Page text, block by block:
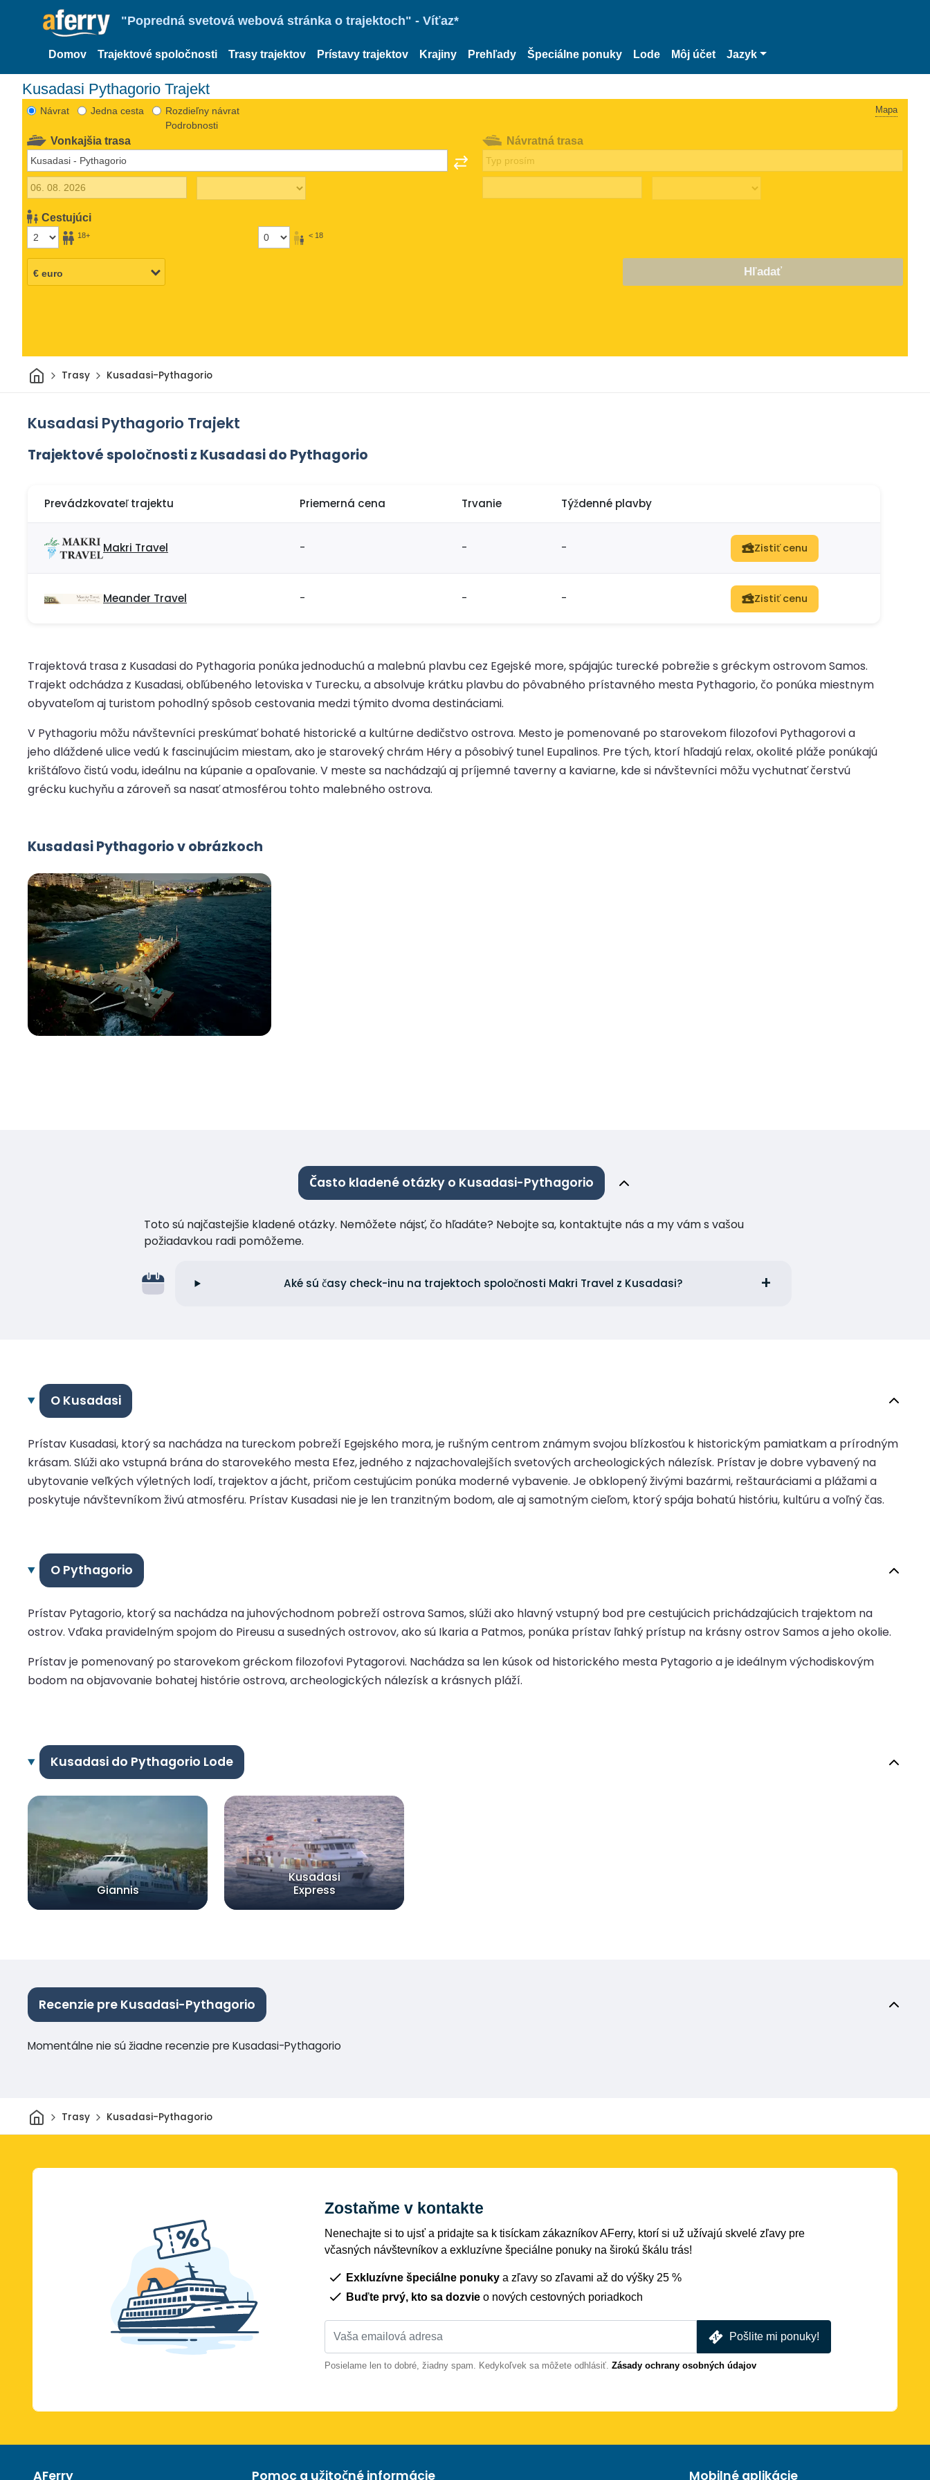
"Popredná svetová webová stránka o trajektoch" - Víťaz*
Domov Trajektové spoločnosti Trasy trajektov Prístavy trajektov Krajiny Prehľady Špeciálne ponuky Lode Môj účet Jazyk
Kusadasi Pythagorio Trajekt
Návrat Jedna cesta
Rozdieľny návrat
Podrobnosti
Mapa
Vonkajšia trasa
Cestujúci
18+ < 18
Návratná trasa
Hľadať
Domov
Trasy Kusadasi-Pythagorio
Kusadasi Pythagorio Trajekt
Trajektové spoločnosti z Kusadasi do Pythagorio
Prevádzkovateľ trajektu Priemerná cena Trvanie Týždenné plavby
Makri Travel - - - Zistiť cenu
Meander Travel - - - Zistiť cenu
Trajektová trasa z Kusadasi do Pythagoria ponúka jednoduchú a malebnú plavbu cez Egejské more, spájajúc turecké pobrežie s gréckym ostrovom Samos.
Trajekt odchádza z Kusadasi, obľúbeného letoviska v Turecku, a absolvuje krátku plavbu do pôvabného prístavného mesta Pythagorio, čo ponúka miestnym
obyvateľom aj turistom pohodlný spôsob cestovania medzi týmito dvoma destináciami.
V Pythagoriu môžu návštevníci preskúmať bohaté historické a kultúrne dedičstvo ostrova. Mesto je pomenované po starovekom filozofovi Pythagorovi a
jeho dláždené ulice vedú k fascinujúcim miestam, ako je staroveký chrám Héry a pôsobivý tunel Eupalinos. Pre tých, ktorí hľadajú relax, okolité pláže ponúkajú
krištáľovo čistú vodu, ideálnu na kúpanie a opaľovanie. V meste sa nachádzajú aj príjemné taverny a kaviarne, kde si návštevníci môžu vychutnať čerstvú
grécku kuchyňu a zároveň sa nasať atmosférou tohto malebného ostrova.
Kusadasi Pythagorio v obrázkoch
Často kladené otázky o Kusadasi-Pythagorio
Toto sú najčastejšie kladené otázky. Nemôžete nájsť, čo hľadáte? Nebojte sa, kontaktujte nás a my vám s vašou
požiadavkou radi pomôžeme.
Aké sú časy check-inu na trajektoch spoločnosti Makri Travel z Kusadasi?
O Kusadasi
Prístav Kusadasi, ktorý sa nachádza na tureckom pobreží Egejského mora, je rušným centrom známym svojou blízkosťou k historickým pamiatkam a prírodným
krásam. Slúži ako vstupná brána do starovekého mesta Efez, jedného z najzachovalejších svetových archeologických nálezísk. Prístav je dobre vybavený na
ubytovanie veľkých výletných lodí, trajektov a jácht, pričom cestujúcim ponúka moderné vybavenie. Je obklopený živými bazármi, reštauráciami a plážami a
poskytuje návštevníkom živú atmosféru. Prístav Kusadasi nie je len tranzitným bodom, ale aj samotným cieľom, ktorý spája bohatú históriu, kultúru a voľný čas.
O Pythagorio
Prístav Pytagorio, ktorý sa nachádza na juhovýchodnom pobreží ostrova Samos, slúži ako hlavný vstupný bod pre cestujúcich prichádzajúcich trajektom na
ostrov. Vďaka pravidelným spojom do Pireusu a susedných ostrovov, ako sú Ikaria a Patmos, ponúka prístav ľahký prístup na krásny ostrov Samos a jeho okolie.
Prístav je pomenovaný po starovekom gréckom filozofovi Pytagorovi. Nachádza sa len kúsok od historického mesta Pytagorio a je ideálnym východiskovým
bodom na objavovanie bohatej histórie ostrova, archeologických nálezísk a krásnych pláží.
Kusadasi do Pythagorio Lode
Giannis
Kusadasi
Express
Recenzie pre Kusadasi-Pythagorio
Momentálne nie sú žiadne recenzie pre Kusadasi-Pythagorio
Domov
Trasy Kusadasi-Pythagorio
Zostaňme v kontakte
Nenechajte si to ujsť a pridajte sa k tisíckam zákazníkov AFerry, ktorí si už užívajú skvelé zľavy pre
včasných návštevníkov a exkluzívne špeciálne ponuky na širokú škálu trás!
Exkluzívne špeciálne ponuky a zľavy so zľavami až do výšky 25 %
Buďte prvý, kto sa dozvie o nových cestovných poriadkoch
Pošlite mi ponuky!
Posielame len to dobré, žiadny spam. Kedykoľvek sa môžete odhlásiť. Zásady ochrany osobných údajov
AFerry Pomoc a užitočné informácie Mobilné aplikácie